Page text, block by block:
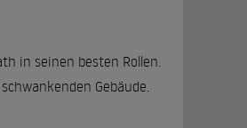
in seinen besten Rollen.
Gebäude.